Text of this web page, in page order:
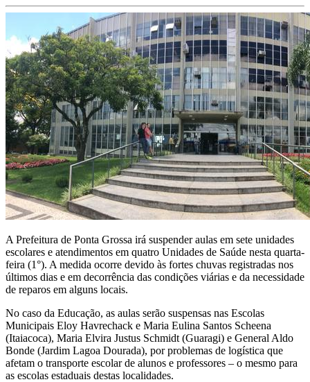
A Prefeitura de Ponta Grossa irá suspender aulas em sete unidades
escolares e atendimentos em quatro Unidades de Saúde nesta quarta-
feira (1°). A medida ocorre devido às fortes chuvas registradas nos
últimos dias e em decorrência das condições viárias e da necessidade
de reparos em alguns locais.
No caso da Educação, as aulas serão suspensas nas Escolas
Municipais Eloy Havrechack e Maria Eulina Santos Scheena
(Itaiacoca), Maria Elvira Justus Schmidt (Guaragi) e General Aldo
Bonde (Jardim Lagoa Dourada), por problemas de logística que
afetam o transporte escolar de alunos e professores – o mesmo para
as escolas estaduais destas localidades.